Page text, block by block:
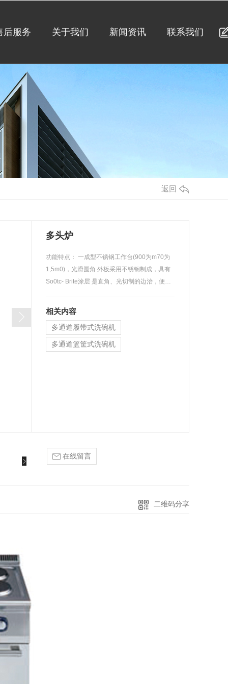
后服务 关于我们 新闻资讯 联系我们
返回
多头炉
功能特点： 一成型不锈钢工作台(900为m70为
1,5m0)，光滑圆角 外板采用不锈钢制成，具有
So0tc- Brite涂层 是直角、光切制的边治，便于
全密封&nbs
相关内容
多通道履带式洗碗机
多通道篮筐式洗碗机
在线留言
二维码分享